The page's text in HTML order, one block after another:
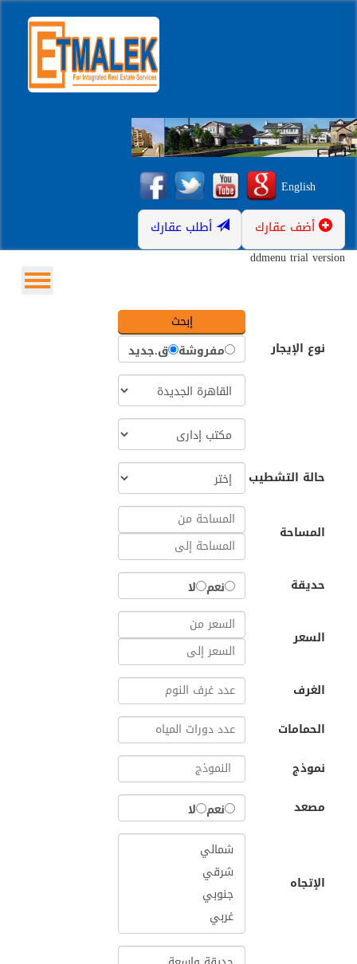
English
أضف عقارك أطلب عقارك
ddmenu trial version
نوع الإيجار مفروشة ق.جديد
حالة التشطيب
المساحة
حديقة نعم لا
السعر
الغرف
الحمامات
نموذج
مصعد
نعم لا
الإتجاه